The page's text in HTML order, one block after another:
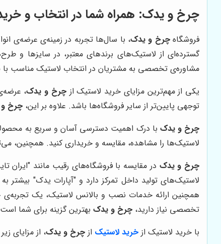
چرخ و یدک: همراه شما در انتخاب و
فروشگاهچرخ و یدک، با سال‌ها تجربه در زمینه‌ی عرضه‌ی
گسترده‌ای از لاستیک‌های برندهای معتبر، در سایزها و
مشاوره‌ی تخصصی به مشتریان در انتخاب لاستیک مناسب
یکی از مهم‌ترین مزایای خرید لاستیک ازچرخ و یدک،
توجهی پایین‌تر از سایر فروشگاه‌ها باشد. علاوه بر این، چرخ
چرخ و یدک با درک اهمیت دسترسی آسان و سریع به
لاستیک‌ها را مشاهده، مقایسه و خریداری کنید. همچنین،
چرخ و یدک در مقایسه با فروشگاه‌های رقیب مانند
لاستیک‌های تولید داخل تمرکز دارد و "آپارات یدک" بیشتر
همچنین ارائه خدمات نصب و بالانس لاستیک، یک تجربه‌ی
تخصصی نیاز دارید، چرخ و یدکبهترین گزینه برای شما
با خرید لاستیک از خرید لاستیک از چرخ و یدک، از مزایای